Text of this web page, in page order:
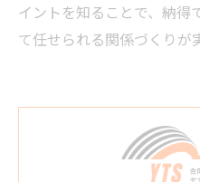
イントを知ることで、納得
て任せられる関係づくりが